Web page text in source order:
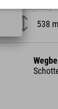
Magasság
538 m